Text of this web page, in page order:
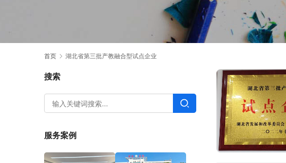
首页 湖北省第三批产教融合型试点企业
搜索
服务案例